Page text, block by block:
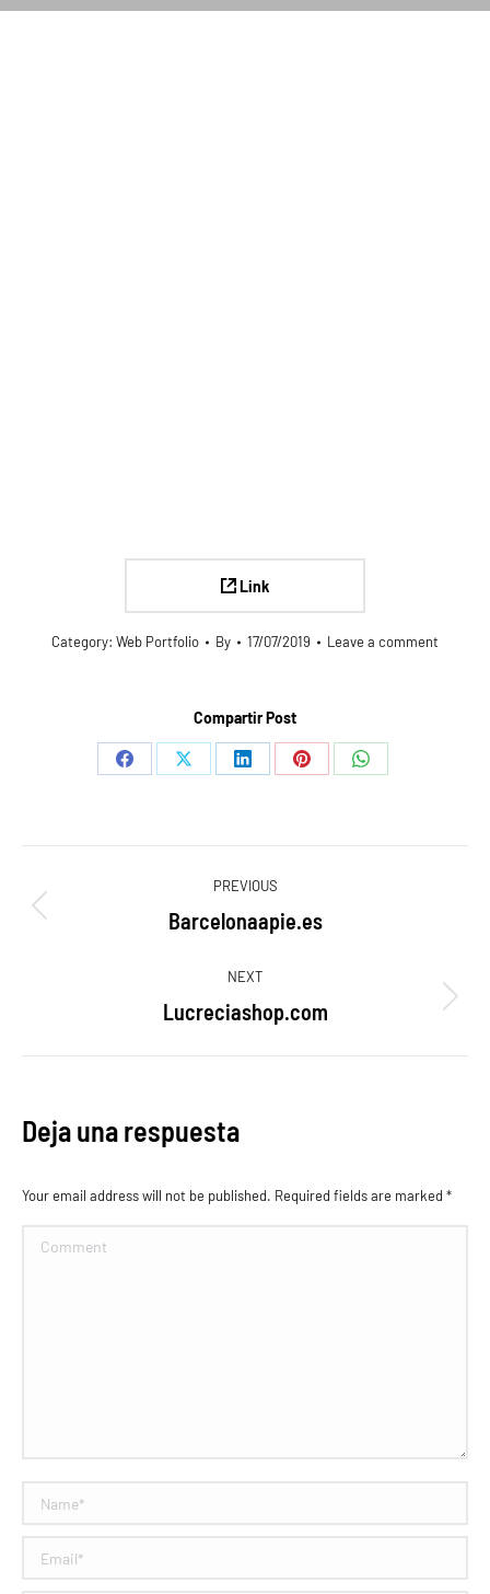
contenido
Link
Category: Web Portfolio By 17/07/2019 Leave a comment
Compartir Post
Share
Share
Share
Share
Share
Navegación
entre
PREVIOUS
Proyecto
Barcelonaapie.es
NEXT
Proyecto
Lucreciashop.com
Deja una respuesta
Your email address will not be published. Required fields are marked *
Comment
Name *
Email *